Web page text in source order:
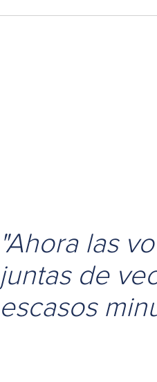
"Ahora las
juntas de
escasos